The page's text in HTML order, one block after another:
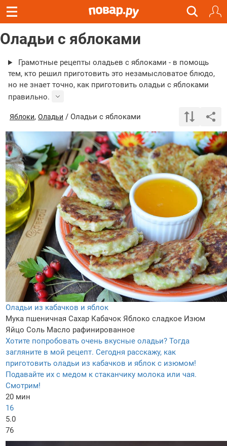
Оладьи с яблоками
Грамотные рецепты оладьев с яблоками - в помощь
тем, кто решил приготовить это незамысловатое блюдо,
но не знает точно, как приготовить оладьи с яблоками
правильно.
Яблоки, Оладьи / Оладьи с яблоками
Оладьи из кабачков и яблок
Мука пшеничная Сахар Кабачок Яблоко сладкое Изюм
Яйцо Соль Масло рафинированное
Хотите попробовать очень вкусные оладьи? Тогда
загляните в мой рецепт. Сегодня расскажу, как
приготовить оладьи из кабачков и яблок с изюмом!
Подавайте их с медом к стаканчику молока или чая.
Смотрим!
20 мин
16
5.0
76